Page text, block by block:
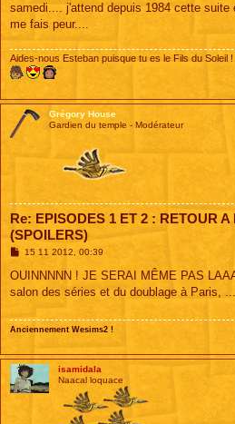
a
g
samedi.... j'attend depuis 1984 cette
me fais peur....
Aides-nous Esteban puisque tu es le Fils du Soleil !
Grégory House
Gardien du temple - Modérateur
Re: EPISODES 1 ET 2 : RETOUR
(SPOILERS)
M
s
a
15 11 2012, 00:39
OUINNNNN ! JE SERAI MÊME PAS
salon des séries et du doublage à Paris,
Anciennement Wesims2 !
isamidala
Naacal loquace